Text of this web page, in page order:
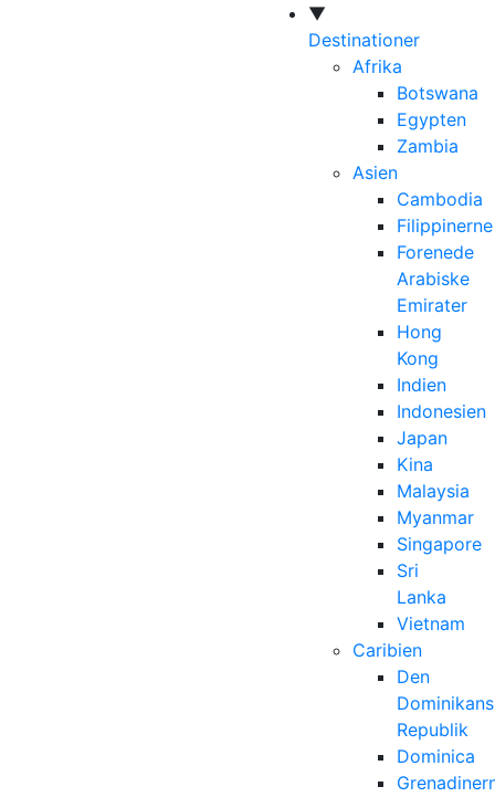
▼
Destinationer
Afrika
Botswana
Egypten
Zambia
Asien
Cambodia
Filippinerne
Forenede
Arabiske
Emirater
Hong
Kong
Indien
Indonesien
Japan
Kina
Malaysia
Myanmar
Singapore
Sri
Lanka
Vietnam
Caribien
Den
Republik
Dominica